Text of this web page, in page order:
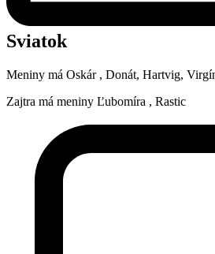
Sviatok
Meniny má Oskár , Donát, Hartvig,
Zajtra má meniny Ľubomíra , Rastic